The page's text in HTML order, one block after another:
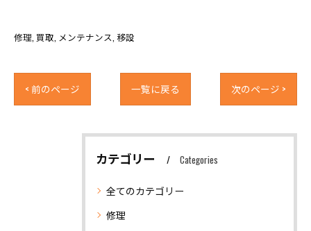
修理 買取 メンテナンス 移設
< 前のページ 一覧に戻る 次のページ >
カテゴリー Categories
全てのカテゴリー
修理